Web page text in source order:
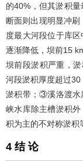
的40%，但其淤积
断面则出现明显冲
度最大河段位于库
逐渐降低，坝前15
坝前段淤积严重，
河段淤积厚度超过
淤积带；③溪洛渡水
峡水库除主槽淤积
积为主的不对称淤积
4 结 论